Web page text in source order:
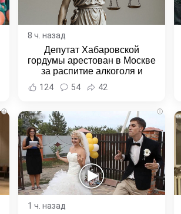
8 ч. назад
Депутат Хабаровской
гордумы арестован в Москве
за распитие алкоголя и
неповиновение полиции -
Новости Хабаровска и
124 54 42
i i
1 ч. назад